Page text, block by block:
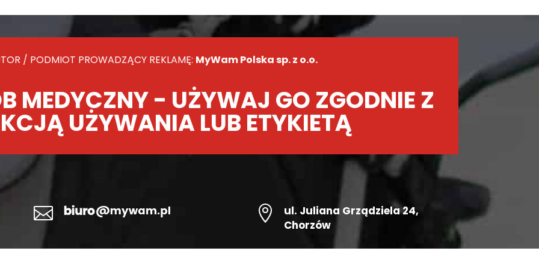
/ PODMIOT PROWADZĄCY REKLAMĘ: MyWam Polska sp. z o.o.
MEDYCZNY - UŻYWAJ GO ZGODNIE Z
UŻYWANIA LUB ETYKIETĄ
  ul. Juliana Grządziela 24,
Chorzów